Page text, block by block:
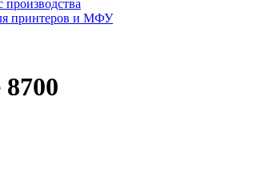
производства
принтеров и МФУ